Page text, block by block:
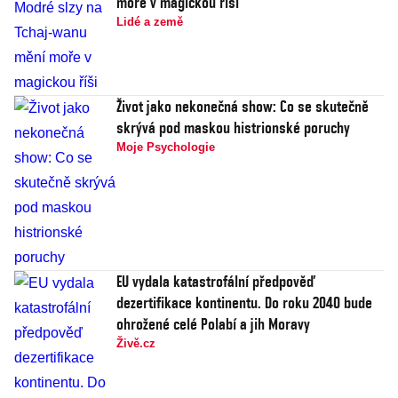
Lidé a země
Život jako nekonečná show: Co se skutečně
skrývá pod maskou histrionské poruchy
Moje Psychologie
EU vydala katastrofální předpověď
dezertifikace kontinentu. Do roku 2040 bude
ohrožené celé Polabí a jih Moravy
Živě.cz